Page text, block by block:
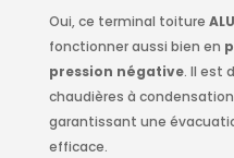
Oui, ce terminal toiture
fonctionner aussi bien en
pression négative. Il est
chaudières à
garantissant une
efficace.